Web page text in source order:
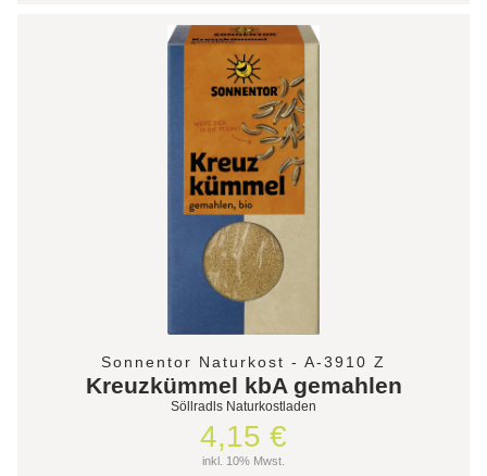
Sonnentor Naturkost - A-3910 Z
Kreuzkümmel kbA gemahlen
Söllradls Naturkostladen
4,15 €
inkl. 10% Mwst.